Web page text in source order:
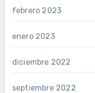
febrero 2023
enero 2023
diciembre 2022
septiembre 2022